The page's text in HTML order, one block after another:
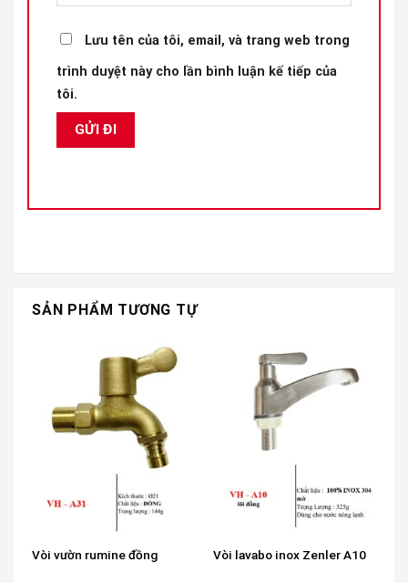
Lưu tên của tôi, email, và trang web trong
trình duyệt này cho lần bình luận kế tiếp của
tôi.
SẢN PHẨM TƯƠNG TỰ
Vòi vườn rumine đồng Vòi lavabo inox Zenler A10